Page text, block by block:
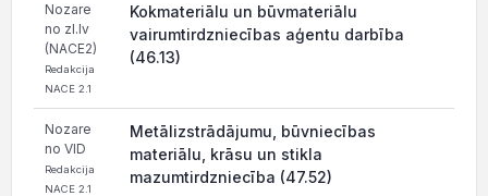
Nozare
no zl.lv
(NACE2)
Redakcija
NACE 2.1
Kokmateriālu un būvmateriālu
vairumtirdzniecības aģentu darbība
(46.13)
Nozare
no VID
Redakcija
NACE 2.1
Metālizstrādājumu, būvniecības
materiālu, krāsu un stikla
mazumtirdzniecība (47.52)